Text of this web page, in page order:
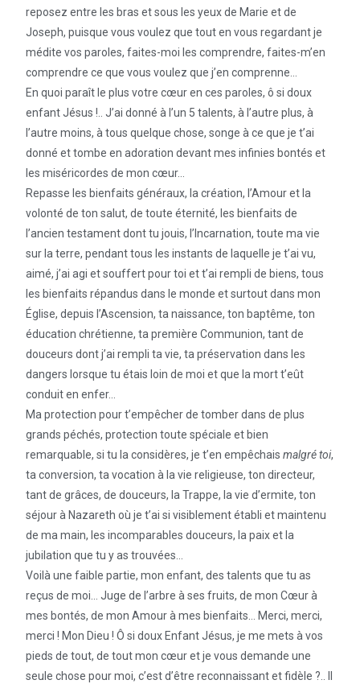
reposez entre les bras et sous les yeux de Marie et de
Joseph, puisque vous voulez que tout en vous regardant je
médite vos paroles, faites-moi les comprendre, faites-m’en
comprendre ce que vous voulez que j’en comprenne…
En quoi paraît le plus votre cœur en ces paroles, ô si doux
enfant Jésus !.. J’ai donné à l’un 5 talents, à l’autre plus, à
l’autre moins, à tous quelque chose, songe à ce que je t’ai
donné et tombe en adoration devant mes infinies bontés et
les miséricordes de mon cœur…
Repasse les bienfaits généraux, la création, l’Amour et la
volonté de ton salut, de toute éternité, les bienfaits de
l’ancien testament dont tu jouis, l’Incarnation, toute ma vie
sur la terre, pendant tous les instants de laquelle je t’ai vu,
aimé, j’ai agi et souffert pour toi et t’ai rempli de biens, tous
les bienfaits répandus dans le monde et surtout dans mon
Église, depuis l’Ascension, ta naissance, ton baptême, ton
éducation chrétienne, ta première Communion, tant de
douceurs dont j’ai rempli ta vie, ta préservation dans les
dangers lorsque tu étais loin de moi et que la mort t’eût
conduit en enfer…
Ma protection pour t’empêcher de tomber dans de plus
grands péchés, protection toute spéciale et bien
remarquable, si tu la considères, je t’en empêchaismalgré toi,
ta conversion, ta vocation à la vie religieuse, ton directeur,
tant de grâces, de douceurs, la Trappe, la vie d’ermite, ton
séjour à Nazareth où je t’ai si visiblement établi et maintenu
de ma main, les incomparables douceurs, la paix et la
jubilation que tu y as trouvées…
Voilà une faible partie, mon enfant, des talents que tu as
reçus de moi… Juge de l’arbre à ses fruits, de mon Cœur à
mes bontés, de mon Amour à mes bienfaits… Merci, merci,
merci ! Mon Dieu ! Ô si doux Enfant Jésus, je me mets à vos
pieds de tout, de tout mon cœur et je vous demande une
seule chose pour moi, c’est d’être reconnaissant et fidèle ?.. Il